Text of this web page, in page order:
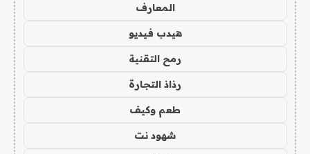
المعارف
هيدب فيديو
رمح التقنية
رذاذ التجارة
طعم وكيف
شهود نت